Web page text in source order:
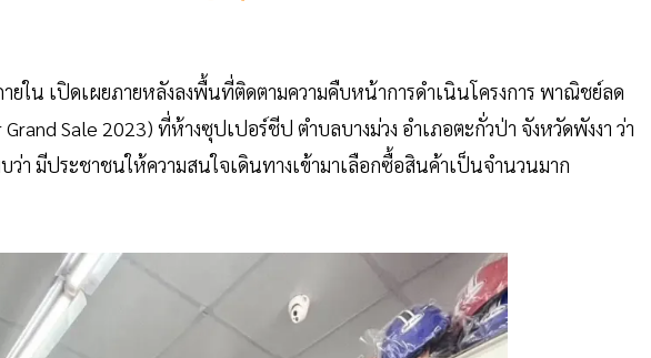
ยใน เปิดเผยภายหลังลงพื้นที่ติดตามความคืบหน้าการดำเนินโครงการ พาณิชย์ลด
Sale 2023) ที่ห้างซุปเปอร์ชีป ตำบลบางม่วง อำเภอตะกั่วป่า จังหวัดพังงา ว่า
า มีประชาชนให้ความสนใจเดินทางเข้ามาเลือกซื้อสินค้าเป็นจำนวนมาก